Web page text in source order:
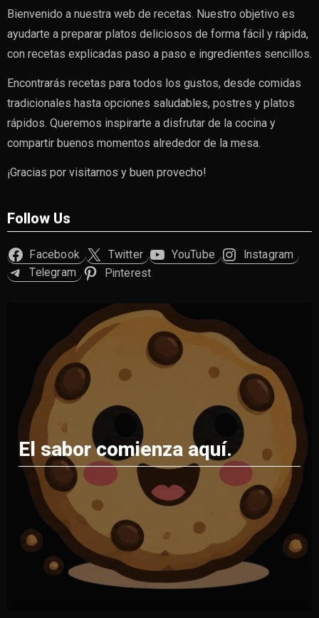
Bienvenido a nuestra web de recetas. Nuestro objetivo es
ayudarte a preparar platos deliciosos de forma fácil y rápida,
con recetas explicadas paso a paso e ingredientes sencillos.
Encontrarás recetas para todos los gustos, desde comidas
tradicionales hasta opciones saludables, postres y platos
rápidos. Queremos inspirarte a disfrutar de la cocina y
compartir buenos momentos alrededor de la mesa.
¡Gracias por visitarnos y buen provecho!
Follow Us
Facebook Twitter YouTube
Instagram
Telegram
Pinterest
El sabor comienza aquí.